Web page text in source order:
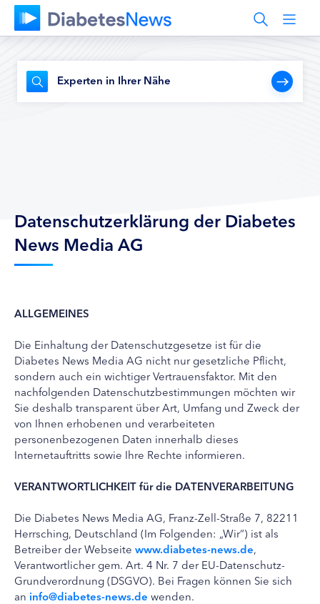
Experten in Ihrer Nähe
Datenschutzerklärung der Diabetes
News Media AG
ALLGEMEINES
Die Einhaltung der Datenschutzgesetze ist für die
Diabetes News Media AG nicht nur gesetzliche Pflicht,
sondern auch ein wichtiger Vertrauensfaktor. Mit den
nachfolgenden Datenschutzbestimmungen möchten wir
Sie deshalb transparent über Art, Umfang und Zweck der
von Ihnen erhobenen und verarbeiteten
personenbezogenen Daten innerhalb dieses
Internetauftritts sowie Ihre Rechte informieren.
VERANTWORTLICHKEIT für die DATENVERARBEITUNG
Die Diabetes News Media AG, Franz-Zell-Straße 7, 82211
Herrsching, Deutschland (Im Folgenden: „Wir“) ist als
Betreiber der Webseite www.diabetes-news.de,
Verantwortlicher gem. Art. 4 Nr. 7 der EU-Datenschutz-
Grundverordnung (DSGVO). Bei Fragen können Sie sich
an info@diabetes-news.de wenden.